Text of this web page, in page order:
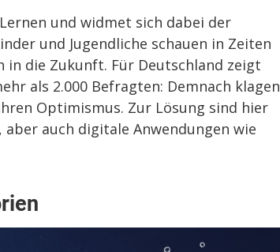
und widmet sich dabei der
und Jugendliche schauen in Zeiten
in die Zukunft. Für Deutschland zeigt
als 2.000 Befragten: Demnach klagen
Optimismus. Zur Lösung sind hier
auch digitale Anwendungen wie